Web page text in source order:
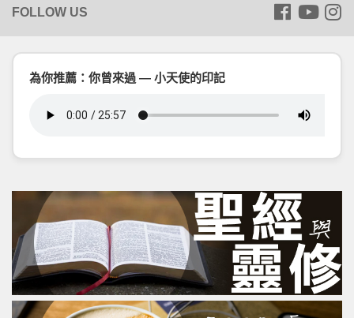
為你推薦：你曾來過 — 小天使的印記